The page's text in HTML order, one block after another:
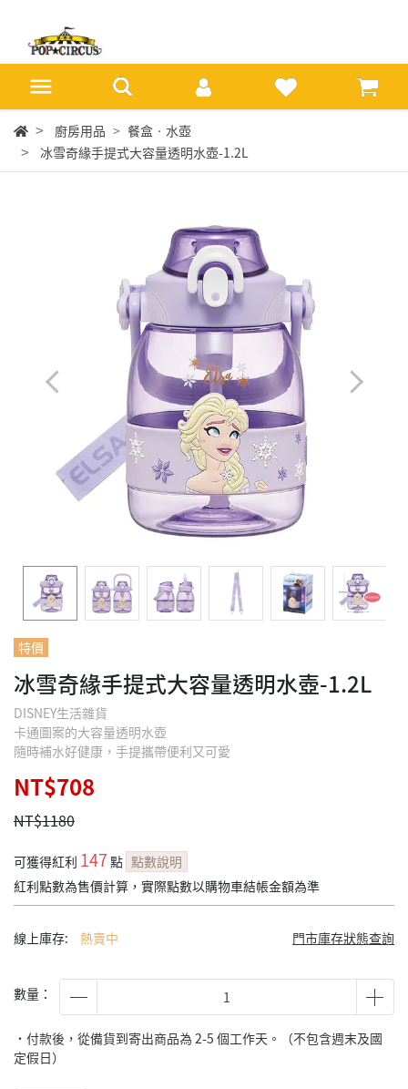
廚房用品
餐盒‧水壺
冰雪奇緣手提式大容量透明水壺-1.2L
特價
冰雪奇緣手提式大容量透明水壺-1.2L
DISNEY生活雜貨
卡通圖案的大容量透明水壺
隨時補水好健康，手提攜帶便利又可愛
NT$708
NT$1180
可獲得紅利 147點 點數說明
紅利點數為售價計算，實際點數以購物車結帳金額為準
線上庫存: 熱賣中 門市庫存狀態查詢
數量：
˙付款後，從備貨到寄出商品為 2-5 個工作天。（不包含週末及國
定假日）